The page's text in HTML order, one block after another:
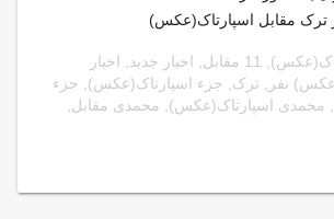
11 مقابل اخبار جدید
اخبار
نفر ترک جزء اسپارتاک(عکس)
جزء
محمدی اسپارتاک(عکس) محمدی مقابل